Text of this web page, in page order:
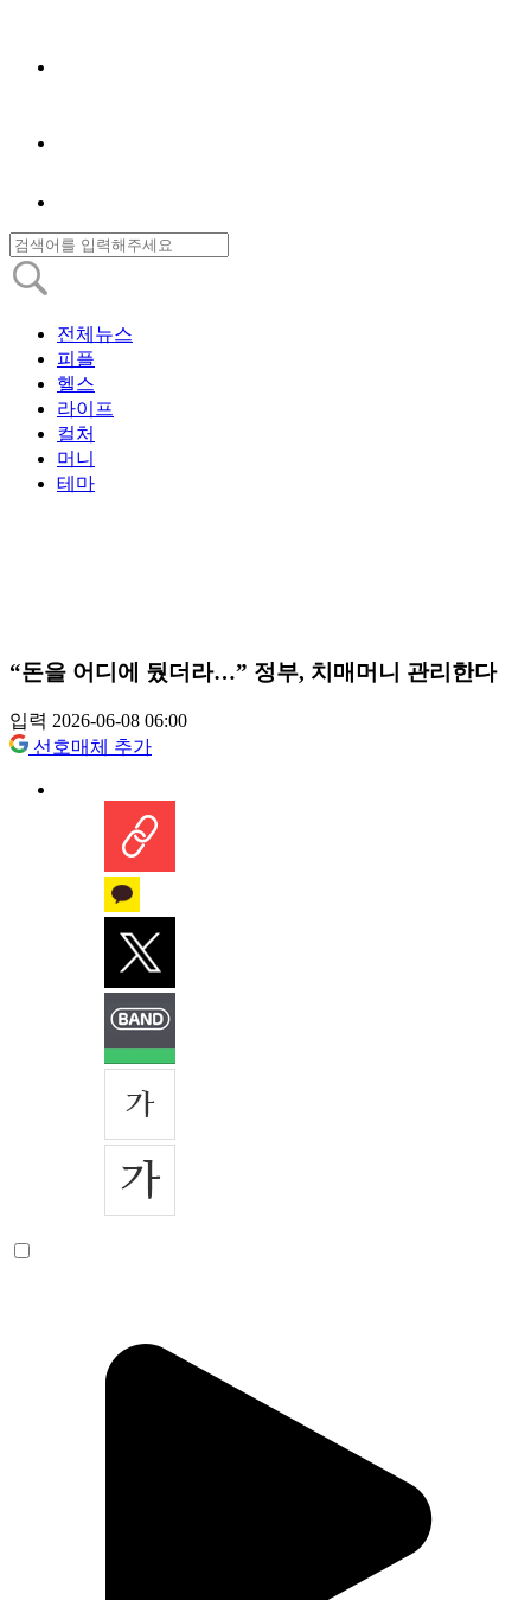
전체뉴스
피플
헬스
라이프
컬처
머니
테마
“돈을 어디에 뒀더라…” 정부, 치매머니 관리한다
입력 2026-06-08 06:00
선호매체 추가